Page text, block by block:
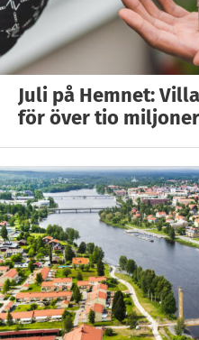
Juli på Hemnet:
för över tio